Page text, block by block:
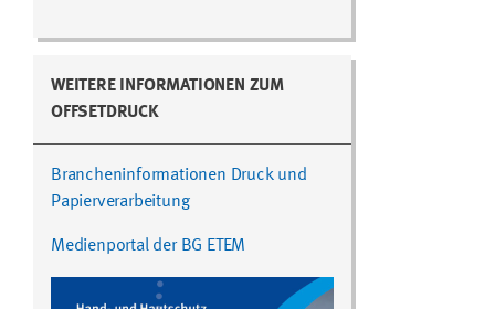
WEITERE INFORMATIONEN ZUM
OFFSETDRUCK
Brancheninformationen Druck und
Papierverarbeitung
Medienportal der BG ETEM